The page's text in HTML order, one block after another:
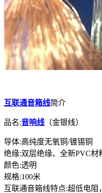
互联通音箱线简介
品名:音响线 （金银线）
导体:高纯度无氧铜/镀锡铜
绝缘:双层绝缘、全新PVC材
颜色:透明
规格:100米
互联通音箱线特点:超低电阻